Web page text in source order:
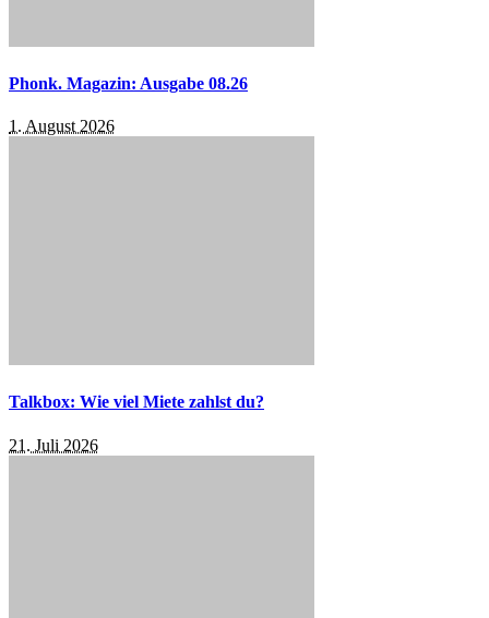
Phonk. Magazin: Ausgabe 08.26
1. August 2026
Talkbox: Wie viel Miete zahlst du?
21. Juli 2026